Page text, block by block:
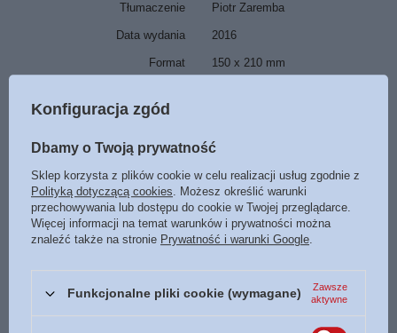
Tłumaczenie Piotr Zaremba
Data wydania 2016
Format 150 x 210 mm
Liczba stron 1538
ISBN Więcej 978-83-944980-9-2
Język polski
POLECAMY
Okładka skórzana na Biblię Tysiąclecia beżowa
Konfiguracja zgód
Dbamy o Twoją prywatność
Sklep korzysta z plików cookie w celu realizacji usług zgodnie z
Polityką dotyczącą cookies. Możesz określić warunki
przechowywania lub dostępu do cookie w Twojej przeglądarce.
Więcej informacji na temat warunków i prywatności można
znaleźć także na stronie Prywatność i warunki Google.
Funkcjonalne pliki cookie (wymagane)
Zawsze
aktywne